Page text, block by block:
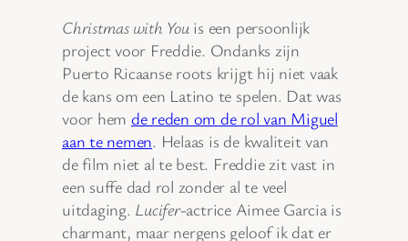
Christmas with Youis een persoonlijk
project voor Freddie. Ondanks zijn
Puerto Ricaanse roots krijgt hij niet vaak
de kans om een Latino te spelen. Dat was
voor hem de reden om de rol van Miguel
aan te nemen. Helaas is de kwaliteit van
de film niet al te best. Freddie zit vast in
een suffe dad rol zonder al te veel
uitdaging. Lucifer-actrice Aimee Garcia is
charmant, maar nergens geloof ik dat er